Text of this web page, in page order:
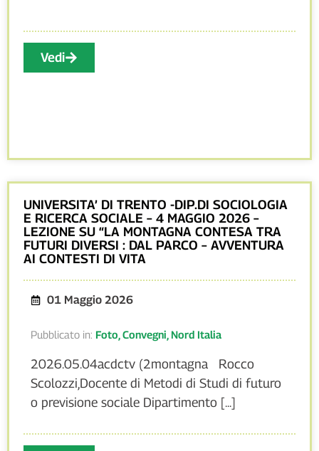
Vedi
UNIVERSITA’ DI TRENTO -DIP.DI SOCIOLOGIA
E RICERCA SOCIALE – 4 MAGGIO 2026 –
LEZIONE SU “LA MONTAGNA CONTESA TRA
FUTURI DIVERSI : DAL PARCO – AVVENTURA
AI CONTESTI DI VITA
01 Maggio 2026
Pubblicato in: Foto, Convegni, Nord Italia
2026.05.04acdctv (2montagna Rocco
Scolozzi,Docente di Metodi di Studi di futuro
o previsione sociale Dipartimento [...]